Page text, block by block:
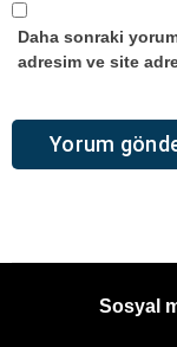
Daha sonraki
adresim ve site
Sosyal